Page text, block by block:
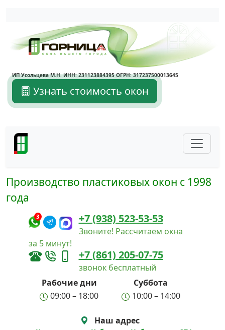
Написать в Max
Написать в Telegram
ИП Усольцева М.Н. ИНН: 231123884395 ОГРН: 317237500013645
Узнать стоимость окон
Производство пластиковых окон с 1998
года
3 +7 (938) 523-53-53
Звоните! Рассчитаем окна
за 5 минут!
+7 (861) 205-07-75
звонок бесплатный
Рабочие дни
Суббота
09:00 – 18:00
10:00 – 14:00
Наш адрес